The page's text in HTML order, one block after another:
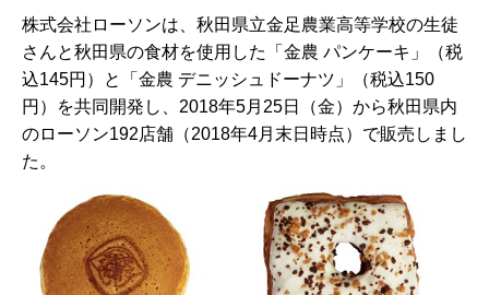
株式会社ローソンは、秋田県立金足農業高等学校の生徒
さんと秋田県の食材を使用した「金農 パンケーキ」（税
込145円）と「金農 デニッシュドーナツ」（税込150
円）を共同開発し、2018年5月25日（金）から秋田県内
のローソン192店舗（2018年4月末日時点）で販売しまし
た。